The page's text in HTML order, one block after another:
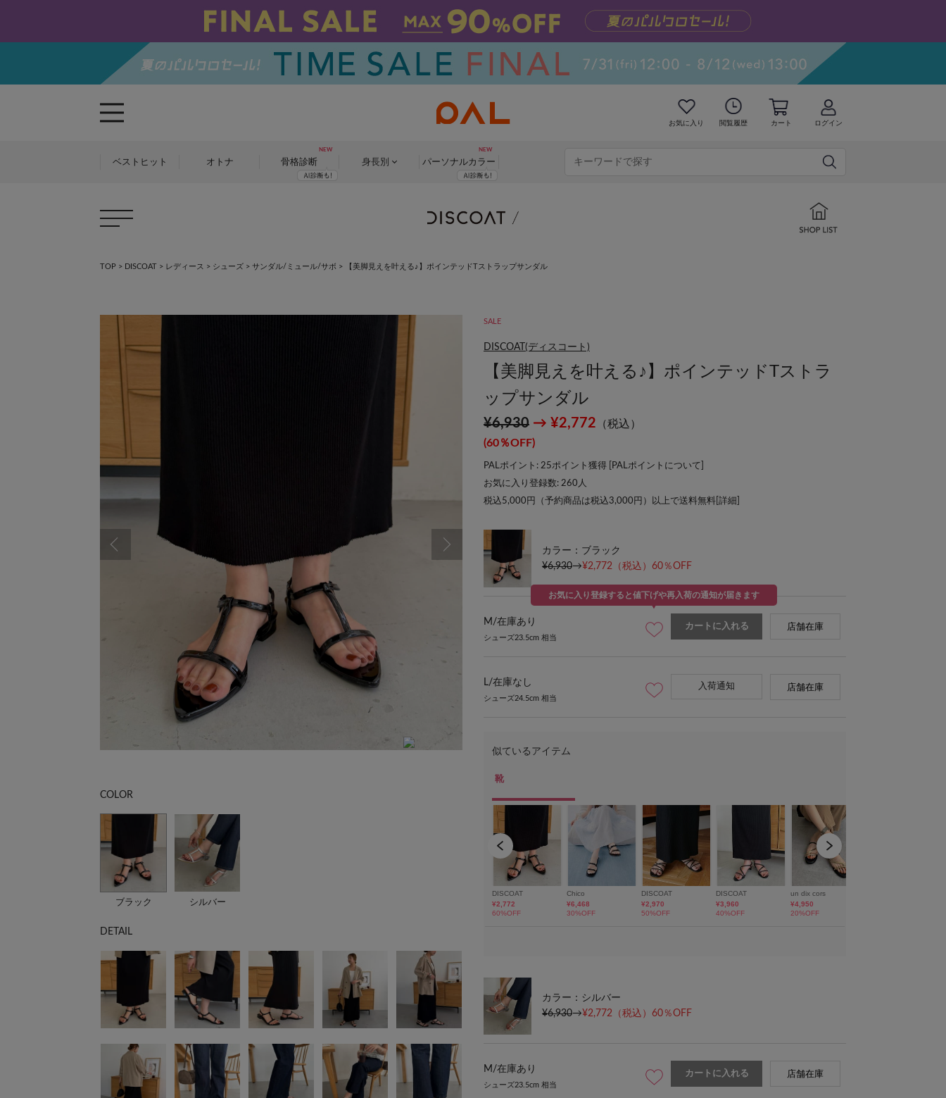
お気に入り 閲覧履歴 カート ログイン
ベストヒット オトナ 骨格診断 身長別 パーソナルカラー
TOP > DISCOAT > レディース > シューズ > サンダル/ミュール/サボ > 【美脚見えを叶える♪】ポインテッドTストラップサンダル
COLOR
ブラック シルバー
DETAIL
SALE
DISCOAT(ディスコート)
【美脚見えを叶える♪】ポインテッドTストラ
ップサンダル
¥6,930 → ¥2,772 （税込）
(60％OFF)
PALポイント: 25ポイント獲得 [ PALポイントについて
お気に入り登録数: 260 人
税込5,000円（予約商品は税込3,000円）以上で送料無料[ 詳細
カラー：ブラック
¥6,930→¥2,772 （税込）60％OFF
M/在庫あり
シューズ23.5cm 相当
お気に入り登録すると値下げや再入荷の通知が届きます
カートに入れる 店舗在庫
L/在庫なし
シューズ24.5cm 相当
入荷通知 店舗在庫
カラー：シルバー
¥6,930→¥2,772 （税込）60％OFF
M/在庫あり
シューズ23.5cm 相当
カートに入れる 店舗在庫